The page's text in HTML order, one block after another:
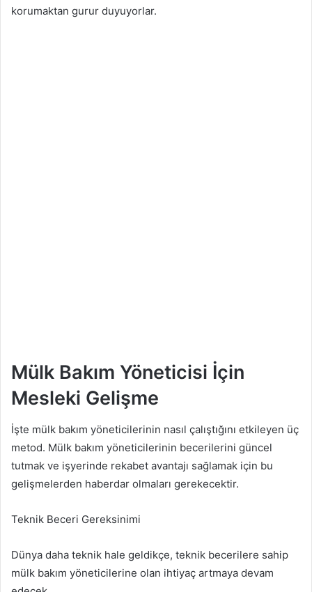
korumaktan gurur duyuyorlar.
Mülk Bakım Yöneticisi İçin
Mesleki Gelişme
İşte mülk bakım yöneticilerinin nasıl çalıştığını etkileyen üç
metod. Mülk bakım yöneticilerinin becerilerini güncel
tutmak ve işyerinde rekabet avantajı sağlamak için bu
gelişmelerden haberdar olmaları gerekecektir.
Teknik Beceri Gereksinimi
Dünya daha teknik hale geldikçe, teknik becerilere sahip
mülk bakım yöneticilerine olan ihtiyaç artmaya devam